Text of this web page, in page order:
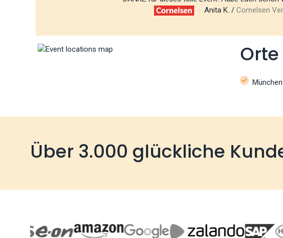
Anita K. / Cornelsen
Orte
München
Über 3.000 glückliche